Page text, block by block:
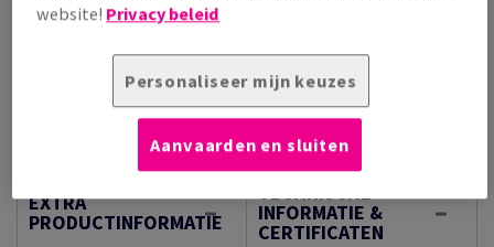
Artikel snijden
Samples
EXTRA
PRODUCTINFORMATIE
TECHNISCHE
INFORMATIE &
CERTIFICATEN
website! Privacy beleid
Personaliseer mijn keuzes
Aanvaarden en sluiten